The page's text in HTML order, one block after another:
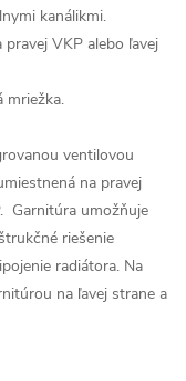
kanálikmi.
VKP alebo ľavej
mriežka.
ventilovou
na pravej
Garnitúra umožňuje
riešenie
radiátora. Na
na ľavej strane a